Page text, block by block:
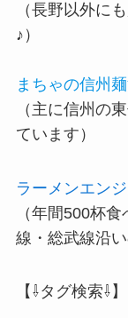
（長野以外に
♪）
まちゃの信州
（主に信州の
ています）
ラーメンエン
（年間500杯
線・総武線沿
【⇩タグ検索⇩】